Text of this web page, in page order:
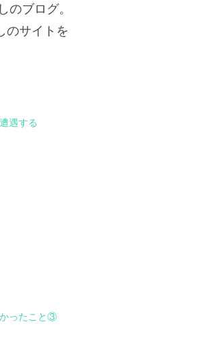
のブログ。
のサイトを
遇する
ったこと③